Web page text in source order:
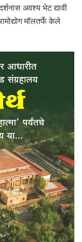
अवश्य भेट द्यावी
मॉलतर्फे केले